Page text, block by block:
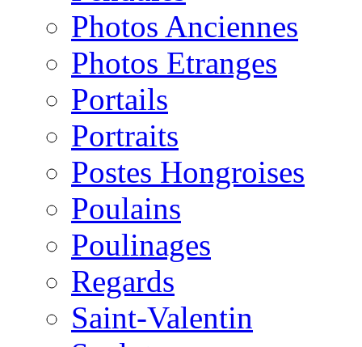
Photos Anciennes
Photos Etranges
Portails
Portraits
Postes Hongroises
Poulains
Poulinages
Regards
Saint-Valentin